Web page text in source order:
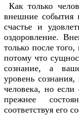
Как только
внешние события
счастье и
оздоровление.
только после того,
потому что
сознание, а
уровень
человека, но если
прежнее
соответствуя его